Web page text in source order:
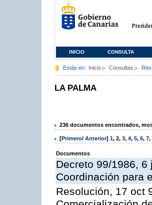
INICIO CONSULTA
Estás en: Inicio Consultas
LA PALMA
236 documentos encontrados,
[Primero/ Anterior] 1, 2, 3, 4, 5, 6, 7,
Documentos
Decreto 99/1986,
Coordinación para
Resolución, 17 oct